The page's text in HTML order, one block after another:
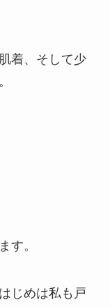
着、そして少
す。
じめは私も戸